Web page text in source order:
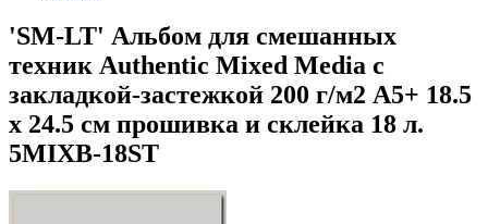
'SM-LT' Альбом для смешанных
техник Authentic Mixed Media с
закладкой-застежкой 200 г/м2 A5+ 18.5
х 24.5 см прошивка и склейка 18 л.
5MIXB-18ST